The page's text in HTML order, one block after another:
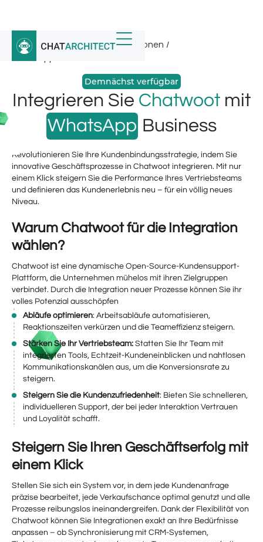
Startseite / WhatsApp-Integrationen /
WhatsApp für Chatwoot
Demnächst verfügbar
Integrieren Sie Chatwoot mit
WhatsApp Business
Revolutionieren Sie Ihre Kundenbindungsstrategie, indem Sie
innovative Geschäftsprozesse in Chatwoot integrieren. Mit nur
einem Klick steigern Sie die Performance Ihres Vertriebsteams
und definieren das Kundenerlebnis neu – für ein völlig neues
Niveau.
Warum Chatwoot für die Integration
wählen?
Chatwoot ist eine dynamische Open-Source-Kundensupport-
Plattform, die Unternehmen mühelos mit ihren Zielgruppen
verbindet. Durch die Integration neuer Prozesse können Sie ihr
volles Potenzial ausschöpfen
Abläufe optimieren: Arbeitsabläufe automatisieren,
Reaktionszeiten verkürzen und die Teameffizienz steigern.
Stärken Sie Ihr Vertriebsteam: Statten Sie Ihr Team mit
integrierten Tools, Echtzeit-Kundeneinblicken und nahtlosen
Kommunikationskanälen aus, um die Konversionsrate zu
steigern.
Steigern Sie die Kundenzufriedenheit: Bieten Sie schnelleren,
individuelleren Support, der bei jeder Interaktion Vertrauen
und Loyalität schafft.
Steigern Sie Ihren Geschäftserfolg mit
einem Klick
Stellen Sie sich ein System vor, in dem jede Kundenanfrage
präzise bearbeitet, jede Verkaufschance optimal genutzt und alle
Prozesse reibungslos ineinandergreifen. Dank der Flexibilität von
Chatwoot können Sie Integrationen exakt an Ihre Bedürfnisse
anpassen – ob Synchronisierung mit CRM-Systemen,